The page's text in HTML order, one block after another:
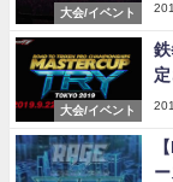
大会/イベント
大会/イベント